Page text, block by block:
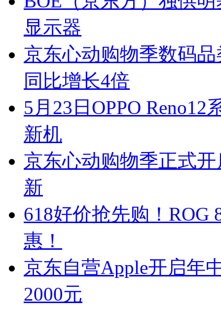
显示器
京东心动购物季数码
同比增长4倍
5月23日OPPO
新机
京东心动购物季正式
新
618好价抢先购！ROG
惠！
京东自营Apple开启年
2000元